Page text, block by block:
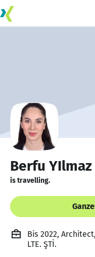
Berfu YIlmaz
is travelling.
Bis 2022,
LTE. ŞTİ.